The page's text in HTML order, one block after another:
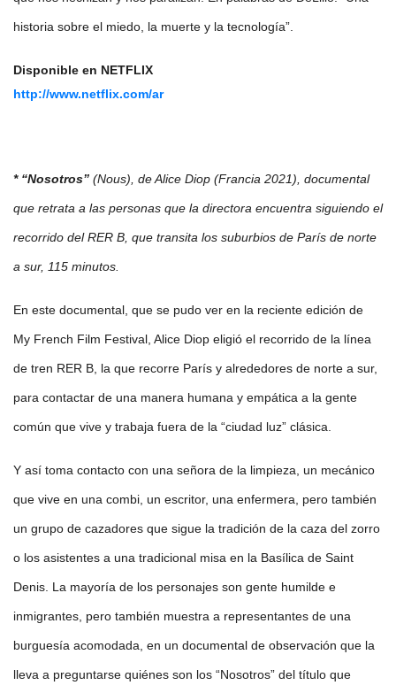
historia sobre el miedo, la muerte y la tecnología”.
Disponible en NETFLIX
http://www.netflix.com/ar
* “Nosotros” (Nous), de Alice Diop (Francia 2021), documental
que retrata a las personas que la directora encuentra siguiendo el
recorrido del RER B, que transita los suburbios de París de norte
a sur, 115 minutos.
En este documental, que se pudo ver en la reciente edición de
My French Film Festival, Alice Diop eligió el recorrido de la línea
de tren RER B, la que recorre París y alrededores de norte a sur,
para contactar de una manera humana y empática a la gente
común que vive y trabaja fuera de la “ciudad luz” clásica.
Y así toma contacto con una señora de la limpieza, un mecánico
que vive en una combi, un escritor, una enfermera, pero también
un grupo de cazadores que sigue la tradición de la caza del zorro
o los asistentes a una tradicional misa en la Basílica de Saint
Denis. La mayoría de los personajes son gente humilde e
inmigrantes, pero también muestra a representantes de una
burguesía acomodada, en un documental de observación que la
lleva a preguntarse quiénes son los “Nosotros” del título que